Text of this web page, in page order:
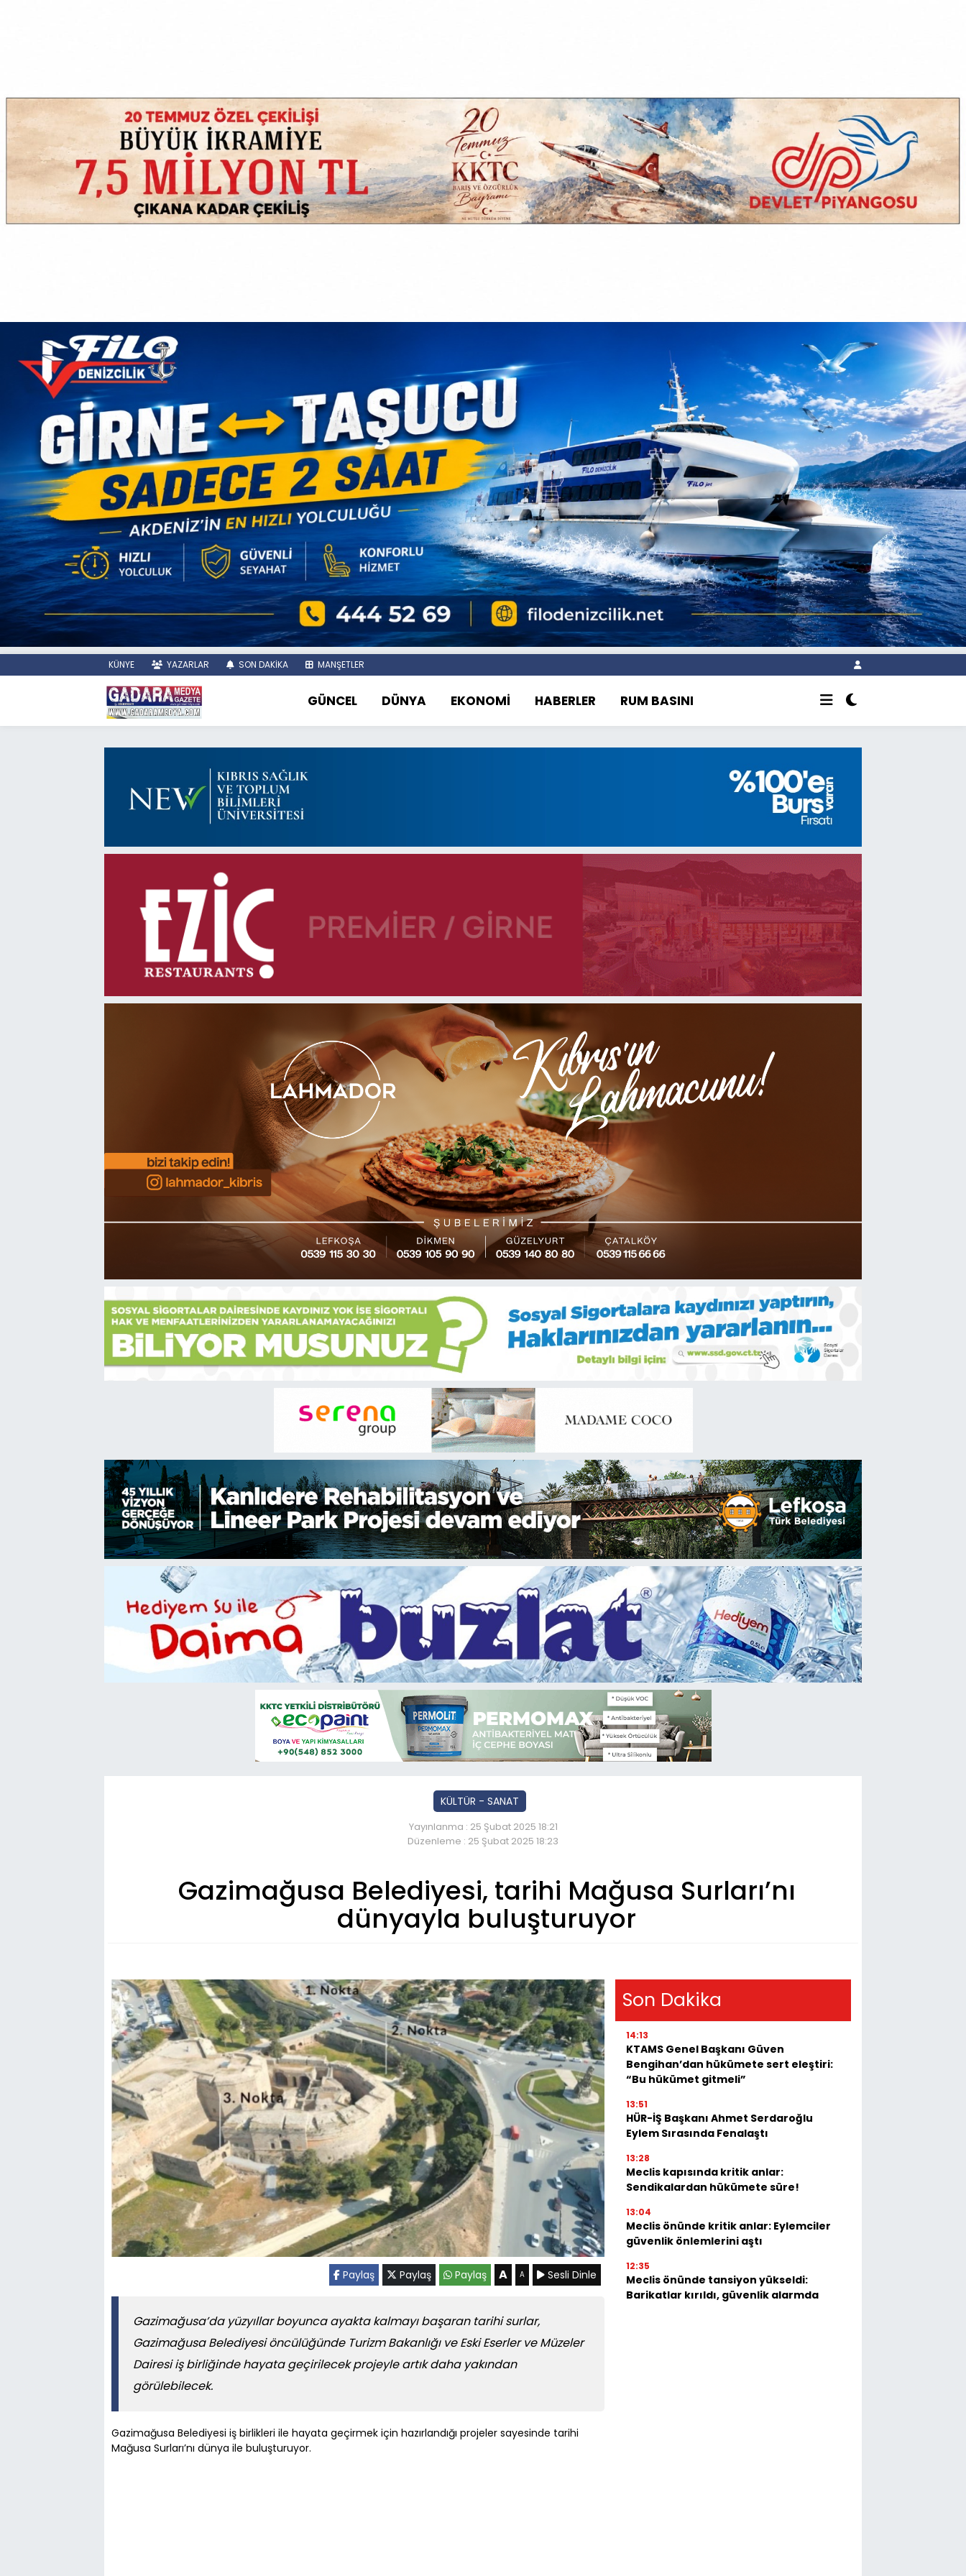
KÜNYE YAZARLAR SON DAKİKA MANŞETLER
GÜNCEL DÜNYA EKONOMİ HABERLER RUM BASINI
KÜLTÜR - SANAT
Yayınlanma : 25 Şubat 2025 18:21
Düzenleme : 25 Şubat 2025 18:23
Gazimağusa Belediyesi, tarihi Mağusa Surları’nı
dünyayla buluşturuyor
Paylaş Paylaş Paylaş A A Sesli Dinle
Gazimağusa’da yüzyıllar boyunca ayakta kalmayı başaran tarihi surlar,
Gazimağusa Belediyesi öncülüğünde Turizm Bakanlığı ve Eski Eserler ve Müzeler
Dairesi iş birliğinde hayata geçirilecek projeyle artık daha yakından
görülebilecek.
Gazimağusa Belediyesi iş birlikleri ile hayata geçirmek için hazırlandığı projeler sayesinde tarihi
Mağusa Surları’nı dünya ile buluşturuyor.
Son Dakika
14:13
KTAMS Genel Başkanı Güven
Bengihan’dan hükümete sert eleştiri:
“Bu hükümet gitmeli”
13:51
HÜR-İŞ Başkanı Ahmet Serdaroğlu
Eylem Sırasında Fenalaştı
13:28
Meclis kapısında kritik anlar:
Sendikalardan hükümete süre!
13:04
Meclis önünde kritik anlar: Eylemciler
güvenlik önlemlerini aştı
12:35
Meclis önünde tansiyon yükseldi:
Barikatlar kırıldı, güvenlik alarmda